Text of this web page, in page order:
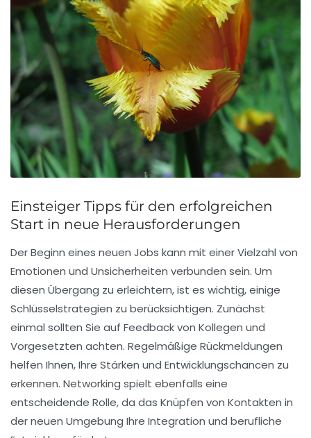
Einsteiger Tipps für den erfolgreichen
Start in neue Herausforderungen
Der Beginn eines neuen Jobs kann mit einer Vielzahl von
Emotionen und Unsicherheiten verbunden sein. Um
diesen Übergang zu erleichtern, ist es wichtig, einige
Schlüsselstrategien zu berücksichtigen. Zunächst
einmal sollten Sie auf Feedbackvon Kollegen und
Vorgesetzten achten. Regelmäßige Rückmeldungen
helfen Ihnen, Ihre Stärken und Entwicklungschancen zu
erkennen. Networking spielt ebenfalls eine
entscheidende Rolle, da das Knüpfen von Kontakten in
der neuen Umgebung Ihre Integration und berufliche